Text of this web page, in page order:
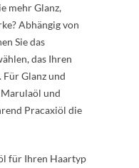
mehr Glanz,
Abhängig von
Sie das
das Ihren
Glanz und
und
Pracaxiöl die
für Ihren Haartyp